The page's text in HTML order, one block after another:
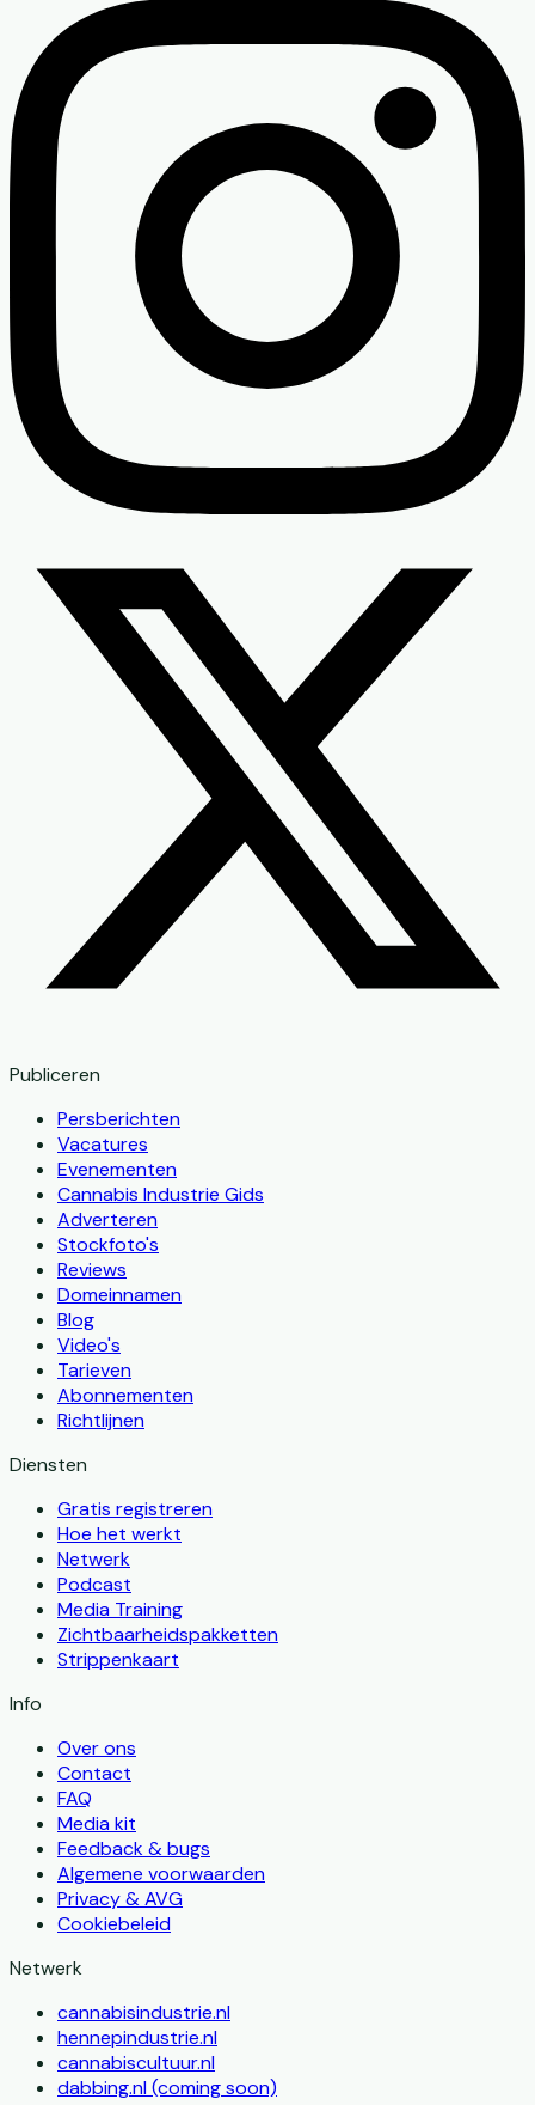
Publiceren
Persberichten
Vacatures
Evenementen
Cannabis Industrie Gids
Adverteren
Stockfoto's
Reviews
Domeinnamen
Blog
Video's
Tarieven
Abonnementen
Richtlijnen
Diensten
Gratis registreren
Hoe het werkt
Netwerk
Podcast
Media Training
Zichtbaarheidspakketten
Strippenkaart
Info
Over ons
Contact
FAQ
Media kit
Feedback & bugs
Algemene voorwaarden
Privacy & AVG
Cookiebeleid
Netwerk
cannabisindustrie.nl
hennepindustrie.nl
cannabiscultuur.nl
dabbing.nl (coming soon)